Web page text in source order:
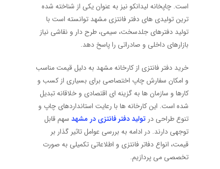
است. چاپخانه لیدانکو نیز به عنوان یکی از شناخته شده
ترین تولیدی های دفتر فانتزی مشهد توانسته است با
تولید دفترهای جلدسخت، سیمی، طرح دار و نقاشی نیاز
بازارهای داخلی و صادراتی را پاسخ دهد.
خرید دفتر فانتزی از کارخانه مشهد به دلیل قیمت مناسب
و امکان سفارش چاپ اختصاصی برای بسیاری از کسب و
کارها و سازمان ها به گزینه ای اقتصادی و خلاقانه تبدیل
شده است. این کارخانه ها با رعایت استانداردهای چاپ و
تنوع طراحی در تولید دفتر فانتزی در مشهد سهم قابل
توجهی دارند. در ادامه به بررسی عوامل تاثیر گذار بر
قیمت، انواع دفاتر فانتزی و اطلاعاتی تکمیلی به صورت
تخصصی می پردازیم.